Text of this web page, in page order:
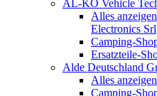
AL-KO Vehicle
Alles
Electronics Srl
Camping-
Ersatzteile-
Alde Deutschland
Alles
Camping-